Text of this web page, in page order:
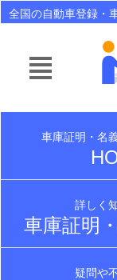
全国の自動車登録・
車庫証明・名
詳しく
車庫証明
疑問や